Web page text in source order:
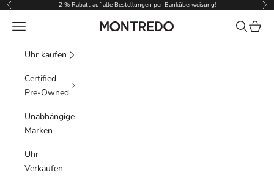
Zum Inhalt springen
Zurück 2 % Rabatt auf alle Bestellungen per Banküberweisung! Vor
Montredo
Menü Suchen
Uhr kaufen
Certified
Pre-Owned
Unabhängige
Marken
Uhr
Verkaufen